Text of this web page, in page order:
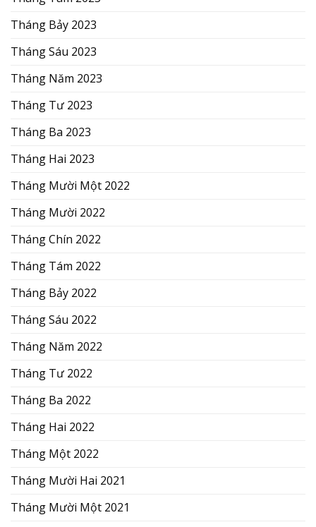
Tháng Bảy 2023
Tháng Sáu 2023
Tháng Năm 2023
Tháng Tư 2023
Tháng Ba 2023
Tháng Hai 2023
Tháng Mười Một 2022
Tháng Mười 2022
Tháng Chín 2022
Tháng Tám 2022
Tháng Bảy 2022
Tháng Sáu 2022
Tháng Năm 2022
Tháng Tư 2022
Tháng Ba 2022
Tháng Hai 2022
Tháng Một 2022
Tháng Mười Hai 2021
Tháng Mười Một 2021